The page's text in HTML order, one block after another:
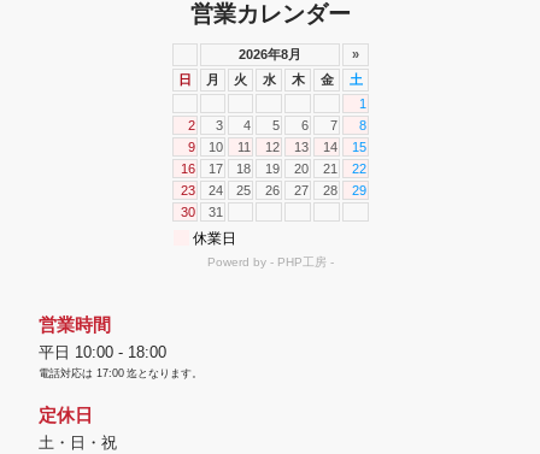
営業カレンダー
営業時間
平日 10:00 - 18:00
電話対応は 17:00 迄となります。
定休日
土・日・祝